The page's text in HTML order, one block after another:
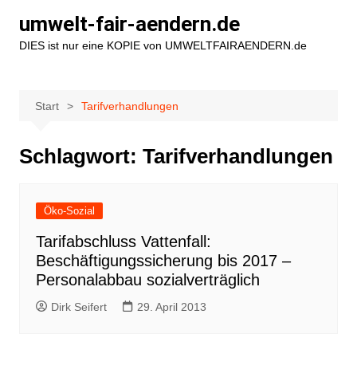
Inhalt
springen
umwelt-fair-aendern.de
DIES ist nur eine KOPIE von UMWELTFAIRAENDERN.de
Start Tarifverhandlungen
Schlagwort: Tarifverhandlungen
Öko-Sozial
Tarifabschluss Vattenfall:
Beschäftigungssicherung bis 2017 –
Personalabbau sozialverträglich
Dirk Seifert 29. April 2013